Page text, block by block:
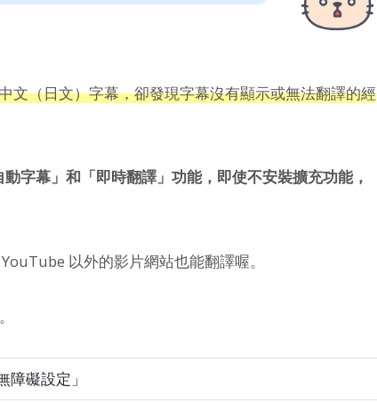
文（日文）字幕，卻發現字幕沒有顯示或無法翻譯的經
字幕」和「即時翻譯」功能，即使不安裝擴充功能，
以外的影片網站也能翻譯喔。
礙設定」